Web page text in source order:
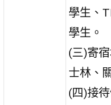
學生、
學生。
(三)寄
士林、
(四)接